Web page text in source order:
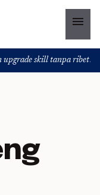
menu
skill tanpa ribet?